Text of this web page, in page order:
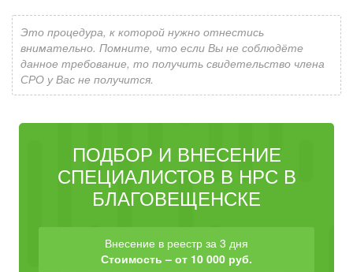
Это процедура, к которой нужно отнестись
внимательно. Помните, что если Вы не соблюдёте
данное требование, то получить свидетельство члена
СРО у Вас не получится.
ПОДБОР И ВНЕСЕНИЕ
СПЕЦИАЛИСТОВ В НРС В
БЛАГОВЕЩЕНСКЕ
Внесение в реестр за 3 дня
Стоимость – от 10 000 руб.